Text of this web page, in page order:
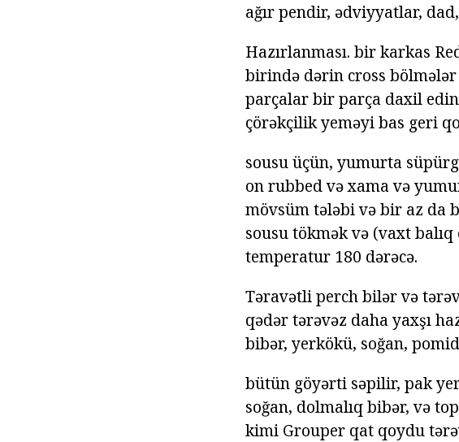
ağır pendir, ədviyyatlar,
Hazırlanması. bir karkas
birində dərin cross
parçalar bir parça daxil
çörəkçilik yeməyi bas geri
sousu üçün, yumurta
on rubbed və xama və
mövsüm tələbi və bir az da
sousu tökmək və (vaxt balıq
temperatur 180 dərəcə.
Təravətli perch bilər və
qədər tərəvəz daha yaxşı
bibər, yerkökü, soğan,
bütün göyərti səpilir, pak
soğan, dolmalıq bibər, və
kimi Grouper qat qoydu